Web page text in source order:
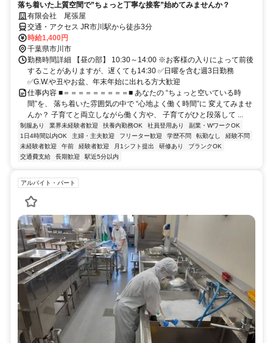
落ち着いた上質空間で”ちょっと丁寧な接客”始めてみませんか？
有限会社 尾張屋
交通・アクセス JR市川駅から徒歩3分
時給1,400円
千葉県市川市
勤務時間詳細 【昼の部】 10:30～14:00 ※お客様の入りによって前後
することがありますが、遅くても14:30 ✅日曜を含む週3日勤務
✅G.W.や丑やお盆、年末年始に出れる方大歓迎
仕事内容 ■＝＝＝＝＝＝＝＝＝■ あなたの “ちょっと空いている時
間”を、 落ち着いた雰囲気の中で “心地よく働く時間”に 変えてみませ
んか？ 子育てと両立しながら働く方や、 子育てがひと段落して ...
制服あり 業界未経験者歓迎 扶養内勤務OK 社員登用あり
副業・WワークOK
1日4時間以内OK
主婦・主夫歓迎 フリーター歓迎 学歴不問 転勤なし
経験不問
未経験者歓迎
午前 経験者歓迎 月1シフト提出 研修あり
ブランクOK
交通費支給
長期歓迎 駅近5分以内
アルバイト・パート